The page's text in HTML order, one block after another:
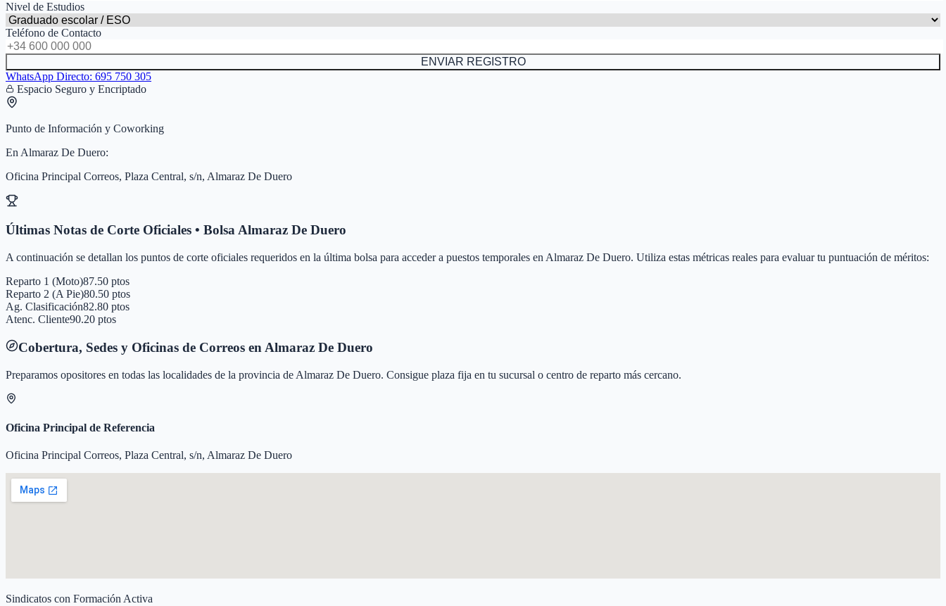
Nivel de Estudios
Teléfono de Contacto
ENVIAR REGISTRO
WhatsApp Directo: 695 750 305
Espacio Seguro y Encriptado
Punto de Información y Coworking
En Almaraz De Duero:
Oficina Principal Correos, Plaza Central, s/n, Almaraz De Duero
Últimas Notas de Corte Oficiales • BolsaAlmaraz De Duero
A continuación se detallan los puntos de corte oficiales requeridos en la última bolsa para acceder a puestos temporales en Almaraz De Duero. Utiliza estas métricas reales para evaluar tu puntuación de méritos:
Reparto 1 (Moto)87.50 ptos
Reparto 2 (A Pie)80.50 ptos
Ag. Clasificación82.80 ptos
Atenc. Cliente90.20 ptos
Cobertura, Sedes y Oficinas de Correos en Almaraz De Duero
Preparamos opositores en todas las localidades de la provincia de Almaraz De Duero. Consigue plaza fija en tu sucursal o centro de reparto más cercano.
Oficina Principal de Referencia
Oficina Principal Correos, Plaza Central, s/n, Almaraz De Duero
Sindicatos con Formación Activa